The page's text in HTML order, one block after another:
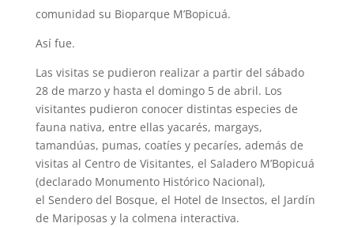
comunidad su Bioparque M’Bopicuá.
Así fue.
Las visitas se pudieron realizar a partir del sábado
28 de marzo y hasta el domingo 5 de abril. Los
visitantes pudieron conocer distintas especies de
fauna nativa, entre ellas yacarés, margays,
tamandúas, pumas, coatíes y pecaríes, además de
visitas al Centro de Visitantes, el Saladero M’Bopicuá
(declarado Monumento Histórico Nacional),
el Sendero del Bosque, el Hotel de Insectos, el Jardín
de Mariposas y la colmena interactiva.